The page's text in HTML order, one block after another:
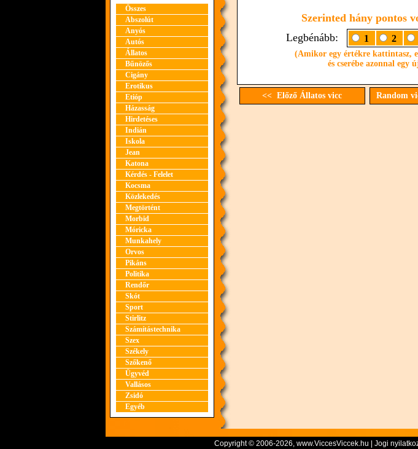
Összes
Abszolút
Anyós
Autós
Állatos
Bűnözős
Cigány
Erotikus
Etióp
Házasság
Hirdetéses
Indián
Iskola
Jean
Katona
Kérdés - Felelet
Kocsma
Közlekedés
Megtörtént
Morbid
Móricka
Munkahely
Orvos
Pikáns
Politika
Rendőr
Skót
Sport
Stirlitz
Számítástechnika
Szex
Székely
Szőkenő
Ügyvéd
Vallásos
Zsidó
Egyéb
Szerinted hány pontos
Legbénább:
1 2
(Amikor egy értékre kattintasz,
és cserébe azonnal
<< Előző Állatos vicc Random
Copyright © 2006-2026, www.ViccesViccek.hu | Jogi